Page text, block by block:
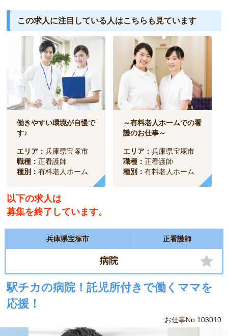
この求人に注目している人はこちらも見ています
働きやすい環境が自慢で
す♪
エリア：兵庫県宝塚市
職種：正看護師
種別：有料老人ホーム
～有料老人ホームでの看
護のお仕事～
エリア：兵庫県宝塚市
職種：正看護師
種別：有料老人ホーム
以下の求人は
募集を終了しています。
兵庫県宝塚市 正看護師
病院
駅チカの病院！託児所付きで働くママを
応援！
お仕事No.103010